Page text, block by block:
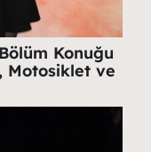
Konuğu
Motosiklet ve